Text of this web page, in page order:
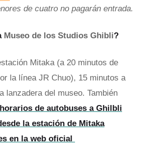
de cuatro no pagarán entrada.
Museo de los Studios Ghibli?
Mitaka (a 20 minutos de
la línea JR Chuo), 15 minutos a
lanzadera del museo. También
horarios de autobuses a Ghilbli
la estación de Mitaka
en la web oficial